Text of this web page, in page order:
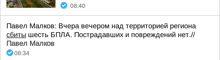
08:40
Павел Малков: Вчера вечером над территорией региона
сбиты шесть БПЛА. Пострадавших и повреждений нет.//
Павел Малков
08:34